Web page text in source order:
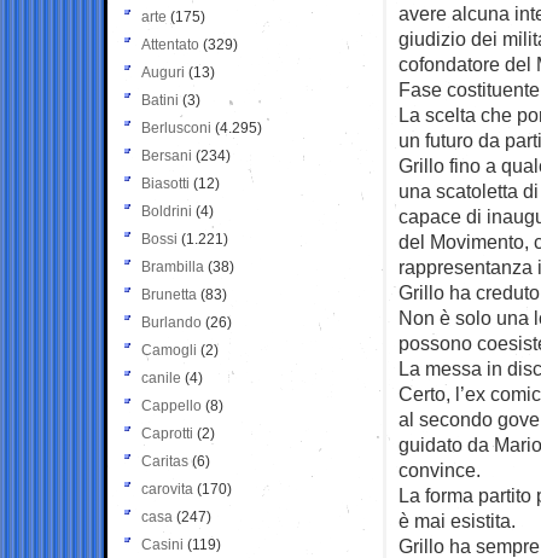
avere alcuna
giudizio dei
cofondatore del
Fase costituente
La scelta che
un futuro da
Grillo fino a
una scatoletta
capace di
del Movimento,
rappresentanza
Grillo ha
Non è solo una
possono
La messa in
Certo, l’ex
al secondo
guidato da
convince.
La forma
è mai esistita.
Grillo ha
arte (175)
Attentato (329)
Auguri (13)
Batini (3)
Berlusconi (4.295)
Bersani (234)
Biasotti (12)
Boldrini (4)
Bossi (1.221)
Brambilla (38)
Brunetta (83)
Burlando (26)
Camogli (2)
canile (4)
Cappello (8)
Caprotti (2)
Caritas (6)
carovita (170)
casa (247)
Casini (119)